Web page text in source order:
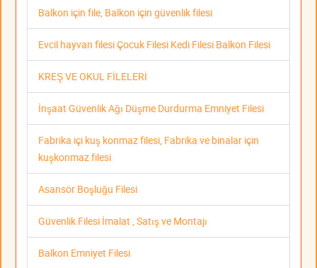
Balkon için file, Balkon için güvenlik filesi
Evcil hayvan filesi Çocuk Filesi Kedi Filesi Balkon Filesi
KREŞ VE OKUL FİLELERİ
İnşaat Güvenlik Ağı Düşme Durdurma Emniyet Filesi
Fabrika içi kuş konmaz filesi, Fabrika ve binalar için
kuşkonmaz filesi
Asansör Boşluğu Filesi
Güvenlik Filesi İmalat , Satış ve Montajı
Balkon Emniyet Filesi